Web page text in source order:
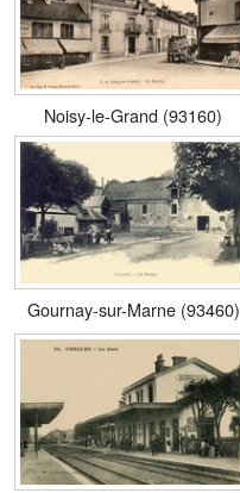
Noisy-le-Grand (93160)
Gournay-sur-Marne (93460)